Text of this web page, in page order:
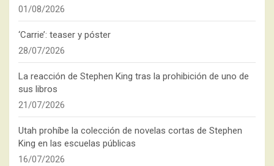
01/08/2026
‘Carrie’: teaser y póster
28/07/2026
La reacción de Stephen King tras la prohibición de uno de
sus libros
21/07/2026
Utah prohíbe la colección de novelas cortas de Stephen
King en las escuelas públicas
16/07/2026